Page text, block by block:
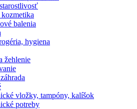
kozmetika
balenia
hygiena
žehlenie
vložky, tampóny, kalíšok
potreby